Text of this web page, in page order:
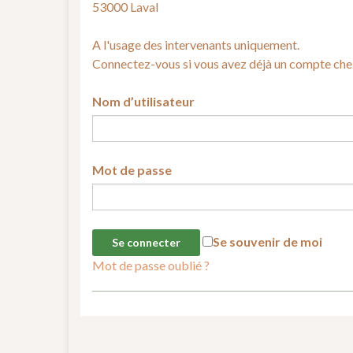
53000 Laval
A l'usage des intervenants uniquement.
Connectez-vous si vous avez déjà un compte
Nom d’utilisateur
Mot de passe
Se souvenir de moi
Mot de passe oublié ?